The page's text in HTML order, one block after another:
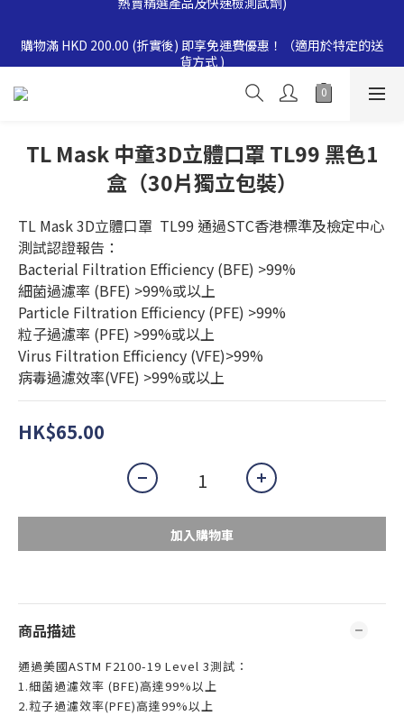
熱賣精選產品及快速檢測試劑)
購物滿 HKD 200.00 (折實後) 即享免運費優惠！（適用於特定的送
貨方式 )
消費滿$1000即享全單 8折優惠！ 折扣商品同時適用。實際折扣金
消費滿$500即享全單 9 折優惠！折扣商品同時適用。實際折扣金
額會於結帳時自動扣除，有效期至 2026-12-31。(此優惠不適用於
熱賣精選產品及快速檢測試劑)
TL Mask 中童3D立體口罩 TL99 黑色1
盒（30片獨立包裝）
TL Mask 3D立體口罩  TL99 通過STC香港標準及檢定中心
測試認證報告：
Bacterial Filtration Efficiency (BFE) >99%
細菌過濾率 (BFE) >99%或以上
Particle Filtration Efficiency (PFE) >99%
粒子過濾率 (PFE) >99%或以上
Virus Filtration Efficiency (VFE)>99%
病毒過濾效率(VFE) >99%或以上
HK$65.00
加入購物車
商品描述
通過美國ASTM F2100-19 Level 3測試：
1.細菌過濾效率 (BFE)高達99%以上
2.粒子過濾效率(PFE)高達99%以上